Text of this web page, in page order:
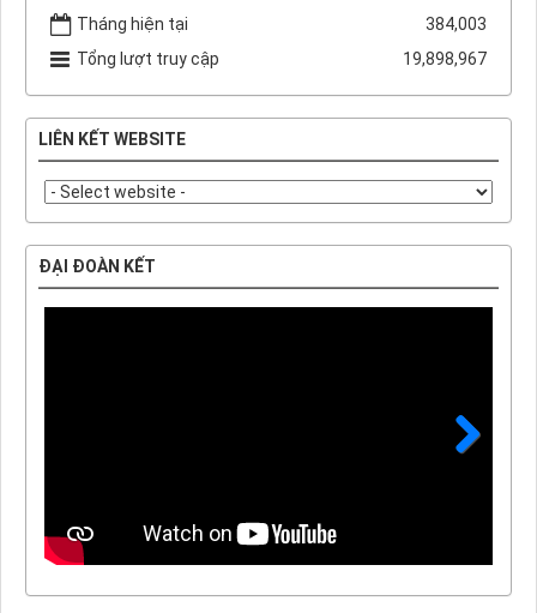
Tháng hiện tại
384,003
Tổng lượt truy cập
19,898,967
LIÊN KẾT WEBSITE
ĐẠI ĐOÀN KẾT